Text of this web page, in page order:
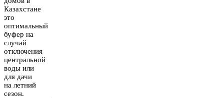
Казахстане
это
оптимальный
буфер на
случай
отключения
центральной
воды или
для дачи
на летний
сезон.